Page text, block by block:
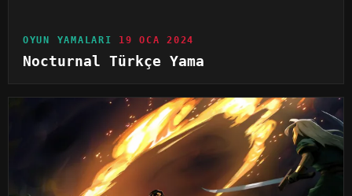
OYUN YAMALARI 19 OCA 2024
Nocturnal Türkçe Yama